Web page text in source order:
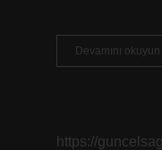
Devamını okuyun
https://